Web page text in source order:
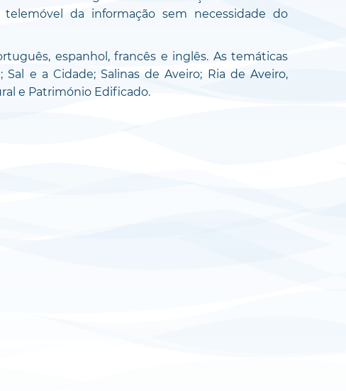
da informação sem necessidade do
espanhol, francês e inglês. As temáticas
e a Cidade; Salinas de Aveiro; Ria de Aveiro,
e Património Edificado.